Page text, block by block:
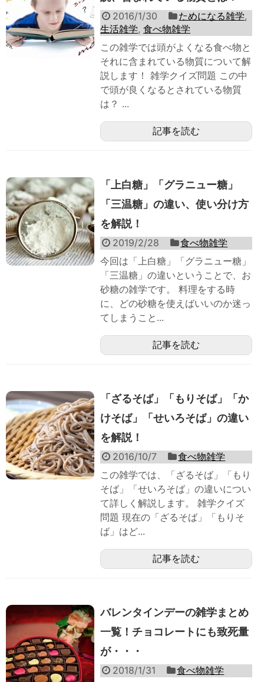
2016/1/30 ためになる雑学,
生活雑学, 食べ物雑学
この雑学では頭がよくなる食べ物と
それに含まれている物質について解
説します！ 雑学クイズ問題 この中
で頭が良くなるとされている物質
は？ ...
記事を読む
「上白糖」「グラニュー糖」
「三温糖」の違い、使い分け方
を解説！
2019/2/28
食べ物雑学
今回は「上白糖」「グラニュー糖」
「三温糖」の違いということで、お
砂糖の雑学です。 料理をする時
に、どの砂糖を使えばいいのか迷っ
てしまうこと...
記事を読む
「ざるそば」「もりそば」「か
けそば」「せいろそば」の違い
を解説！
2016/10/7
食べ物雑学
この雑学では、「ざるそば」「もり
そば」「せいろそば」の違いについ
て詳しく解説します。 雑学クイズ
問題 現在の「ざるそば」「もりそ
ば」はど...
記事を読む
バレンタインデーの雑学まとめ
一覧！チョコレートにも致死量
が・・・
2018/1/31
食べ物雑学